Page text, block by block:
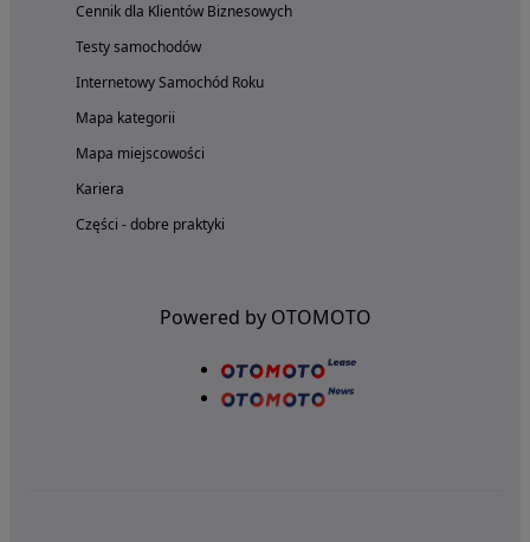
Cennik dla Klientów Biznesowych
Testy samochodów
Internetowy Samochód Roku
Mapa kategorii
Mapa miejscowości
Kariera
Części - dobre praktyki
Powered by OTOMOTO